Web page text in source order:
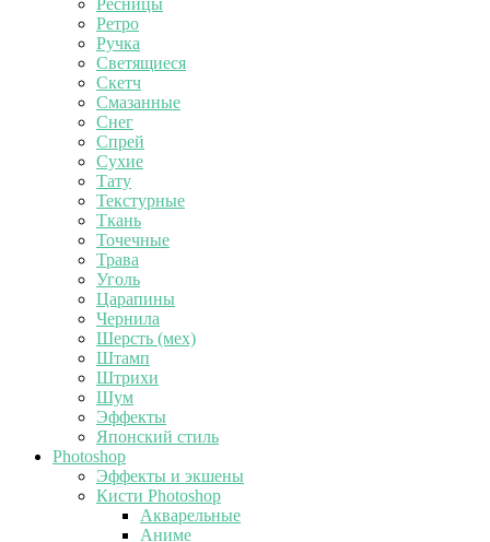
Ресницы
Ретро
Ручка
Светящиеся
Скетч
Смазанные
Снег
Спрей
Сухие
Тату
Текстурные
Ткань
Точечные
Трава
Уголь
Царапины
Чернила
Шерсть (мех)
Штамп
Штрихи
Шум
Эффекты
Японский стиль
Photoshop
Эффекты и экшены
Кисти Photoshop
Акварельные
Аниме